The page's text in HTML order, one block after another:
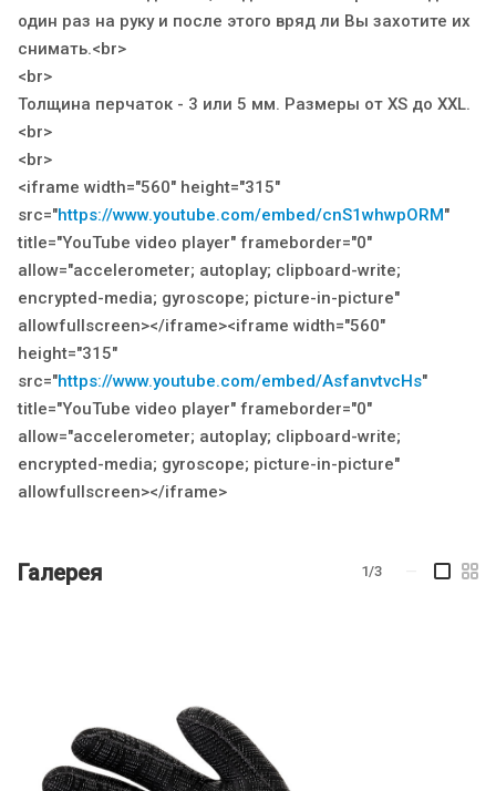
один раз на руку и после этого вряд ли Вы захотите их
снимать.<br>
<br>
Толщина перчаток - 3 или 5 мм. Размеры от XS до XXL.
<br>
<br>
<iframe width="560" height="315"
src="https://www.youtube.com/embed/cnS1whwpORM"
title="YouTube video player" frameborder="0"
allow="accelerometer; autoplay; clipboard-write;
encrypted-media; gyroscope; picture-in-picture"
allowfullscreen></iframe><iframe width="560"
height="315"
src="https://www.youtube.com/embed/AsfanvtvcHs"
title="YouTube video player" frameborder="0"
allow="accelerometer; autoplay; clipboard-write;
encrypted-media; gyroscope; picture-in-picture"
allowfullscreen></iframe>
Галерея 1/3